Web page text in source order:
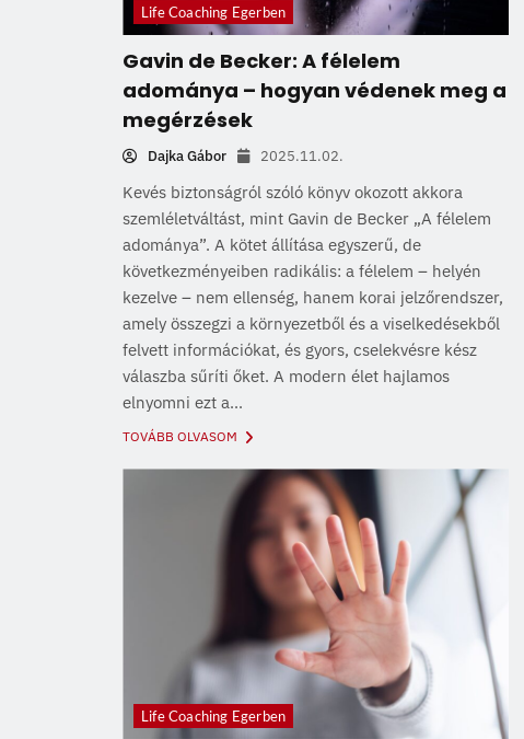
Life Coaching Egerben
Gavin de Becker: A félelem
adománya – hogyan védenek meg a
megérzések
Dajka Gábor 2025.11.02.
Kevés biztonságról szóló könyv okozott akkora
szemléletváltást, mint Gavin de Becker „A félelem
adománya”. A kötet állítása egyszerű, de
következményeiben radikális: a félelem – helyén
kezelve – nem ellenség, hanem korai jelzőrendszer,
amely összegzi a környezetből és a viselkedésekből
felvett információkat, és gyors, cselekvésre kész
válaszba sűríti őket. A modern élet hajlamos
elnyomni ezt a...
TOVÁBB OLVASOM
Life Coaching Egerben